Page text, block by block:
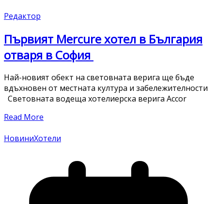
Редактор
Първият Mercure хотел в България
отваря в София
Най-новият обект на световната верига ще бъде
вдъхновен от местната култура и забележителности
Световната водеща хотелиерска верига Accor
Read More
НовиниХотели